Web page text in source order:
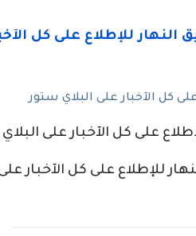
كل الآخبار على البلاي ستور
على كل الآخبار على
للإطلاع على كل الآخبار على